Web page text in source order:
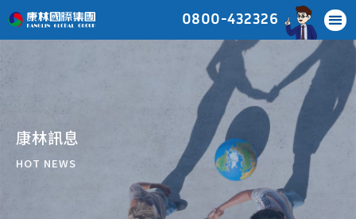
0800-432326
康林訊息
HOT NEWS